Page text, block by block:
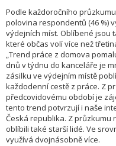
Podle každoročního
polovina respondentů (46 %)
výdejních míst. Oblíbené jsou
které občas volí více než
„Trend práce z domova
dnů v týdnu do kanceláře je
zásilku ve výdejním místě
každodenní cestě z práce. Z
předcovidovému období je
tento trend potvrzují i naše
Česká republika. Z průzkumu
oblíbili také starší lidé. Ve
využívá dvojnásobně více.